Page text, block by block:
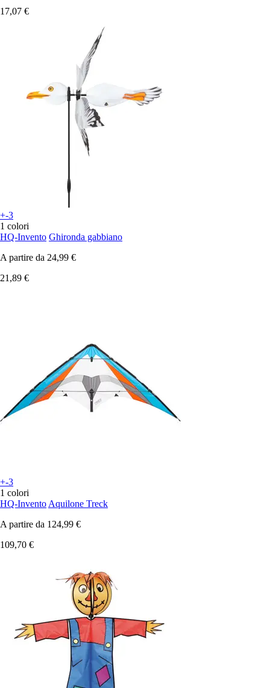
17,07 €
+-3
1 colori
HQ-Invento Ghironda gabbiano
A partire da 24,99 €
21,89 €
+-3
1 colori
HQ-Invento Aquilone Treck
A partire da 124,99 €
109,70 €